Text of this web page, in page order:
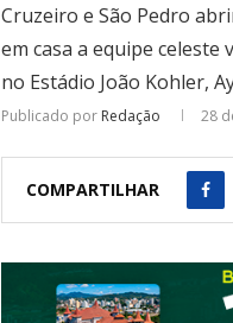
Cruzeiro e São Pedro
em casa a equipe
no Estádio João Kohler,
Publicado por Redação 28
COMPARTILHAR